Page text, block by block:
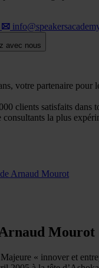
avec nous
votre partenaire pour
clients satisfaits dans
consultants la plus
Arnaud Mourot
Mourot
« innover et